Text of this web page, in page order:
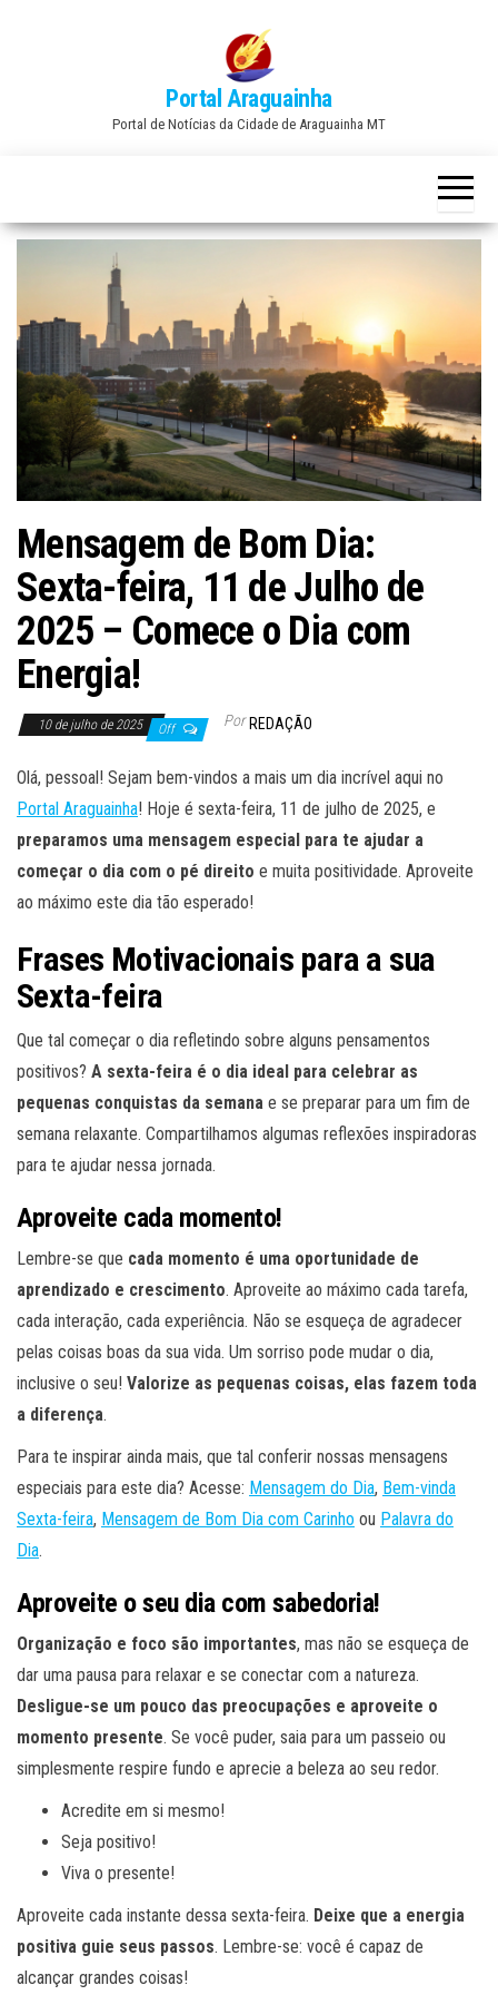
Portal Araguainha
Portal de Notícias da Cidade de Araguainha MT
Mensagem de Bom Dia:
Sexta-feira, 11 de Julho de
2025 – Comece o Dia com
Energia!
10 de julho de 2025 Off Por REDAÇÃO
Olá, pessoal! Sejam bem-vindos a mais um dia incrível aqui no
Portal Araguainha! Hoje é sexta-feira, 11 de julho de 2025, e
preparamos uma mensagem especial para te ajudar a
começar o dia com o pé direito e muita positividade. Aproveite
ao máximo este dia tão esperado!
Frases Motivacionais para a sua
Sexta-feira
Que tal começar o dia refletindo sobre alguns pensamentos
positivos? A sexta-feira é o dia ideal para celebrar as
pequenas conquistas da semana e se preparar para um fim de
semana relaxante. Compartilhamos algumas reflexões inspiradoras
para te ajudar nessa jornada.
Aproveite cada momento!
Lembre-se que cada momento é uma oportunidade de
aprendizado e crescimento. Aproveite ao máximo cada tarefa,
cada interação, cada experiência. Não se esqueça de agradecer
pelas coisas boas da sua vida. Um sorriso pode mudar o dia,
inclusive o seu! Valorize as pequenas coisas, elas fazem toda
a diferença.
Para te inspirar ainda mais, que tal conferir nossas mensagens
especiais para este dia? Acesse: Mensagem do Dia, Bem-vinda
Sexta-feira, Mensagem de Bom Dia com Carinho ou Palavra do
Dia.
Aproveite o seu dia com sabedoria!
Organização e foco são importantes, mas não se esqueça de
dar uma pausa para relaxar e se conectar com a natureza.
Desligue-se um pouco das preocupações e aproveite o
momento presente. Se você puder, saia para um passeio ou
simplesmente respire fundo e aprecie a beleza ao seu redor.
Acredite em si mesmo!
Seja positivo!
Viva o presente!
Aproveite cada instante dessa sexta-feira. Deixe que a energia
positiva guie seus passos. Lembre-se: você é capaz de
alcançar grandes coisas!